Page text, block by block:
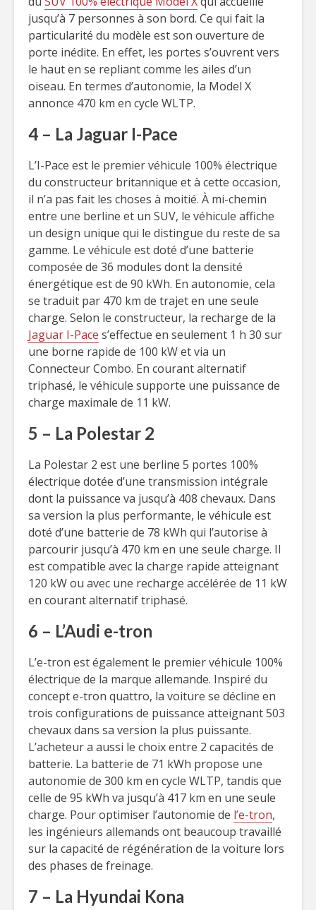
jusqu’à 7 personnes à son bord. Ce qui fait la
particularité du modèle est son ouverture de
porte inédite. En effet, les portes s’ouvrent vers
le haut en se repliant comme les ailes d’un
oiseau. En termes d’autonomie, la Model X
annonce 470 km en cycle WLTP.
4 – La Jaguar I-Pace
L’I-Pace est le premier véhicule 100% électrique
du constructeur britannique et à cette occasion,
il n’a pas fait les choses à moitié. À mi-chemin
entre une berline et un SUV, le véhicule affiche
un design unique qui le distingue du reste de sa
gamme. Le véhicule est doté d’une batterie
composée de 36 modules dont la densité
énergétique est de 90 kWh. En autonomie, cela
se traduit par 470 km de trajet en une seule
charge. Selon le constructeur, la recharge de la
Jaguar I-Pace s’effectue en seulement 1 h 30 sur
une borne rapide de 100 kW et via un
Connecteur Combo. En courant alternatif
triphasé, le véhicule supporte une puissance de
charge maximale de 11 kW.
5 – La Polestar 2
La Polestar 2 est une berline 5 portes 100%
électrique dotée d’une transmission intégrale
dont la puissance va jusqu’à 408 chevaux. Dans
sa version la plus performante, le véhicule est
doté d’une batterie de 78 kWh qui l’autorise à
parcourir jusqu’à 470 km en une seule charge. Il
est compatible avec la charge rapide atteignant
120 kW ou avec une recharge accélérée de 11 kW
en courant alternatif triphasé.
6 – L’Audi e-tron
L’e-tron est également le premier véhicule 100%
électrique de la marque allemande. Inspiré du
concept e-tron quattro, la voiture se décline en
trois configurations de puissance atteignant 503
chevaux dans sa version la plus puissante.
L’acheteur a aussi le choix entre 2 capacités de
batterie. La batterie de 71 kWh propose une
autonomie de 300 km en cycle WLTP, tandis que
celle de 95 kWh va jusqu’à 417 km en une seule
charge. Pour optimiser l’autonomie de l’e-tron,
les ingénieurs allemands ont beaucoup travaillé
sur la capacité de régénération de la voiture lors
des phases de freinage.
7 – La Hyundai Kona